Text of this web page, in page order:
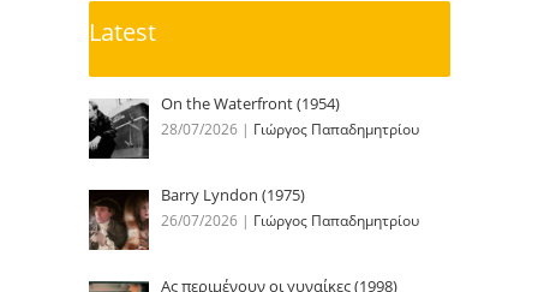
Latest
On the Waterfront (1954)
28/07/2026 | Γιώργος Παπαδημητρίου
Barry Lyndon (1975)
26/07/2026 | Γιώργος Παπαδημητρίου
Ας περιμένουν οι γυναίκες (1998)